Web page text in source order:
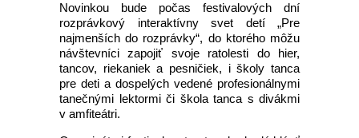
Novinkou bude počas festivalových dní
rozprávkový interaktívny svet detí „Pre
najmenších do rozprávky“, do ktorého môžu
návštevníci zapojiť svoje ratolesti do hier,
tancov, riekaniek a pesničiek, i školy tanca
pre deti a dospelých vedené profesionálnymi
tanečnými lektormi či škola tanca s divákmi
v amfiteátri.